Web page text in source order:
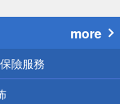
more
保險服務